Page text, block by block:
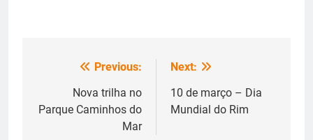
Navegação
Post
Previous:
Nova trilha no
Parque Caminhos do
Mar
Next:
10 de março – Dia
Mundial do Rim